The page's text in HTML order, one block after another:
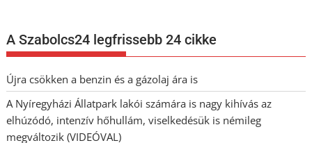
A Szabolcs24 legfrissebb 24 cikke
Újra csökken a benzin és a gázolaj ára is
A Nyíregyházi Állatpark lakói számára is nagy kihívás az
elhúzódó, intenzív hőhullám, viselkedésük is némileg
megváltozik (VIDEÓVAL)